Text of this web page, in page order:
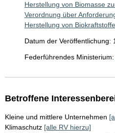
Herstellung von Biomasse
Verordnung über
Herstellung von
Datum der Veröffentlichung:
Federführendes Ministerium:
Betroffene
Kleine und mittlere Unternehmen
Klimaschutz [alle RV hierzu]